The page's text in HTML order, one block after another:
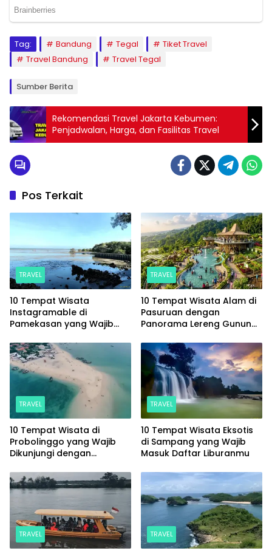
Tag: Bandung Tegal
Tiket Travel
Travel Bandung
Travel Tegal
Sumber Berita
Rekomendasi Travel Jakarta Kebumen:
Penjadwalan, Harga, dan Fasilitas Travel
Pos Terkait
TRAVEL
10 Tempat Wisata
Instagramable di
Pamekasan yang Wajib
TRAVEL
10 Tempat Wisata Alam di
Pasuruan dengan
Panorama Lereng Gunung
TRAVEL
10 Tempat Wisata di
Probolinggo yang Wajib
Dikunjungi dengan
TRAVEL
10 Tempat Wisata Eksotis
di Sampang yang Wajib
Masuk Daftar Liburanmu
TRAVEL TRAVEL